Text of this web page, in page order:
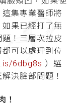
集專業醫師將
果已經打了無
！三層次拉皮
可以處理到位
6dbg8s ）選
決臉部問題！
！